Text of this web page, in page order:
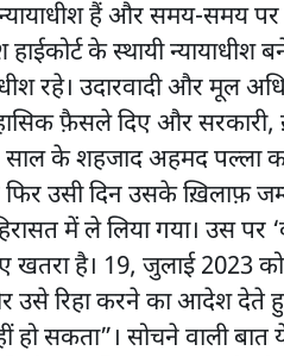
हैं और समय-समय
के स्थायी
रहे। उदारवादी और मूल
फ़ैसले दिए और सरकारी,
के शहजाद अहमद पल्ला
उसी दिन उसके ख़िलाफ़
में ले लिया गया। उस पर
खतरा है। 19, जुलाई 2023
रिहा करने का आदेश देते
सकता”। सोचने वाली बात